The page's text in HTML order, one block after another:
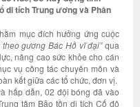
di tích Trung ương và Phân
mục đích hưởng ứng cuộc
gương Bác Hồ vĩ đại”qua
nâng cao sức khỏe cho cán
vụ công tác chuyên môn và
kết giữa các tổ chức, đơn vị.
hấp dẫn, 02 đội bóng đã vào
tâm Bảo tồn di tích Cố đô